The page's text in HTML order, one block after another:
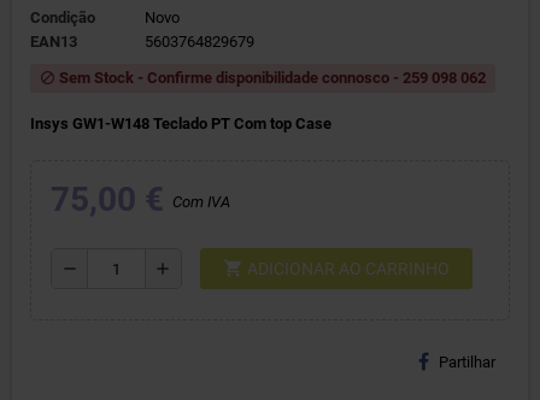
Condição
Novo
EAN13
5603764829679
block Sem Stock - Confirme disponibilidade connosco - 259 098 062
Insys GW1-W148 Teclado PT Com top Case
75,00 € Com IVA
remove add shopping_cart ADICIONAR AO CARRINHO
Partilhar